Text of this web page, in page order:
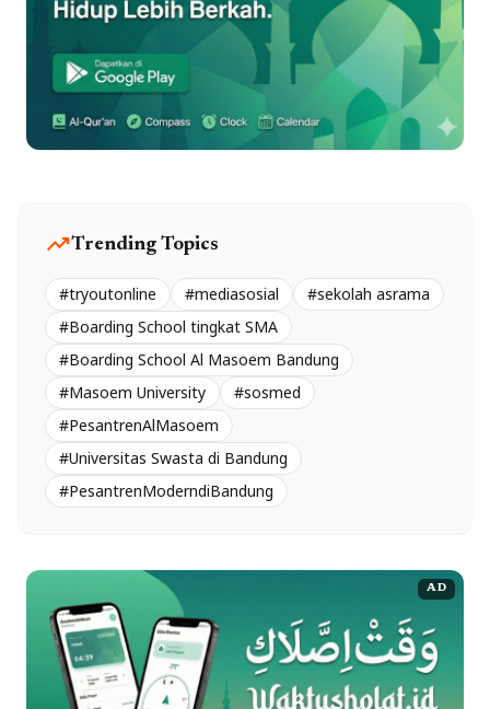
trending_upTrending Topics
#tryoutonline #mediasosial
#sekolah asrama
#Boarding School tingkat SMA
#Boarding School Al Masoem Bandung
#Masoem University
#sosmed
#PesantrenAlMasoem
#Universitas Swasta di Bandung
#PesantrenModerndiBandung
AD